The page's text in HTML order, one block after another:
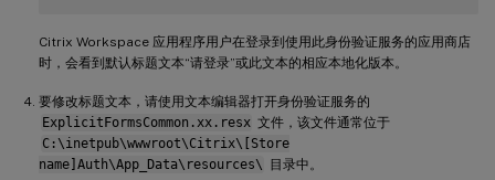
Citrix Workspace 应用程序用户在登录到使用此身份验证服务的应用商店
时，会看到默认标题文本“请登录”或此文本的相应本地化版本。
要修改标题文本，请使用文本编辑器打开身份验证服务的
ExplicitFormsCommon.xx.resx 文件，该文件通常位于
C:\inetpub\wwwroot\Citrix\[Store
name]Auth\App_Data\resources\
目录中。